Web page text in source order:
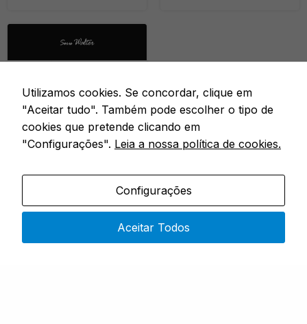
Utilizamos cookies. Se concordar, clique em
"Aceitar tudo". Também pode escolher o tipo de
cookies que pretende clicando em
"Configurações". Leia a nossa política de cookies.
Configurações
Aceitar Todos